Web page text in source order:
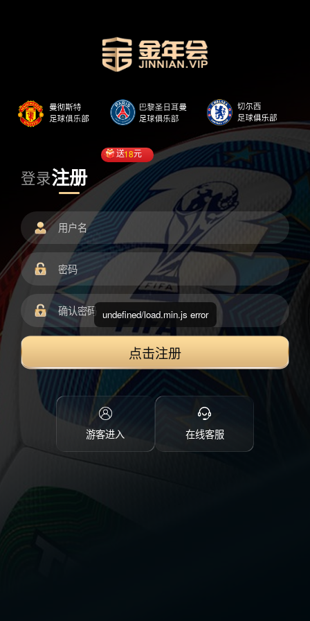
登录注册
送18元
点击注册
游客进入 在线客服
undefined/load.min.js error